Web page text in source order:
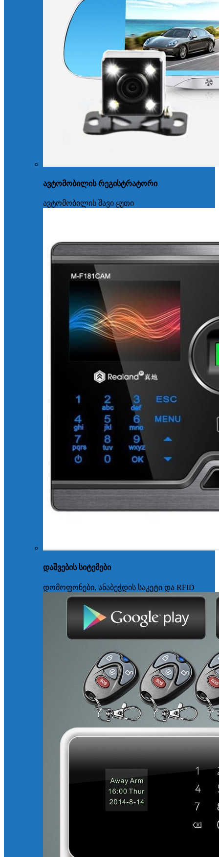
ავტომობილის რეგისტრატორი
ავტომობილის შავი ყუთი
დაშვების სიტემები
დომოფონები, ანაბეჭდის საკეტი და RFID